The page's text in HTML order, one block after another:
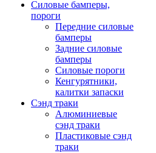
Силовые бамперы,
пороги
Передние силовые
бамперы
Задние силовые
бамперы
Силовые пороги
Кенгурятники,
калитки запаски
Сэнд траки
Алюминиевые
сэнд траки
Пластиковые сэнд
траки